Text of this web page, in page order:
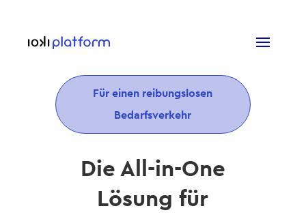
Für einen reibungslosen
Bedarfsverkehr
Die All-in-One
Lösung für